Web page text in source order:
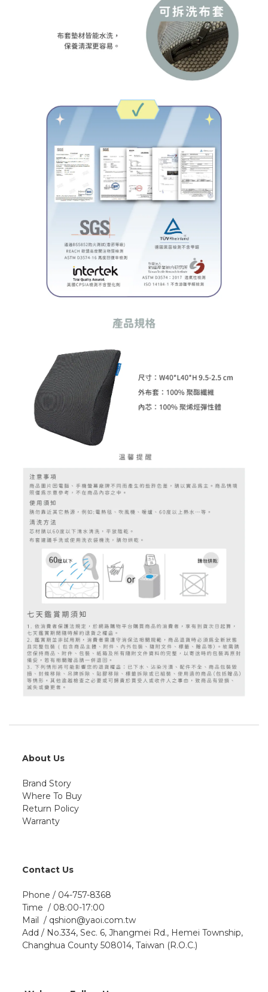
About Us
Brand Story
Where To Buy
Return Policy
Warranty
Contact Us
Phone / 04-757-8368
Time / 08:00-17:00
Mail / qshion@yaoi.com.tw
Add / No.334, Sec. 6, Jhangmei Rd., Hemei Township,
Changhua County 508014, Taiwan (R.O.C.)